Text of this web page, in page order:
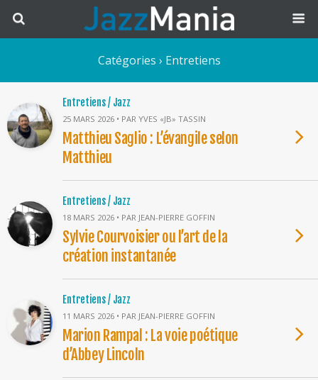
Catégories › Entretiens
Entretiens / Jazz
25 MARS 2026 • PAR YVES «JB» TASSIN
Matthieu Saglio : L’évangile selon
Matthieu
Entretiens / Jazz
18 MARS 2026 • PAR JEAN-PIERRE GOFFIN
Sylvie Courvoisier ou l’art de la
création instantanée
Entretiens / Jazz
11 MARS 2026 • PAR JEAN-PIERRE GOFFIN
Marion Rampal : La voie poétique
d’Abbey Lincoln